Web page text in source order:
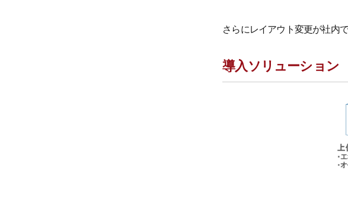
さらにレイアウト変更が社内
導入ソリューション